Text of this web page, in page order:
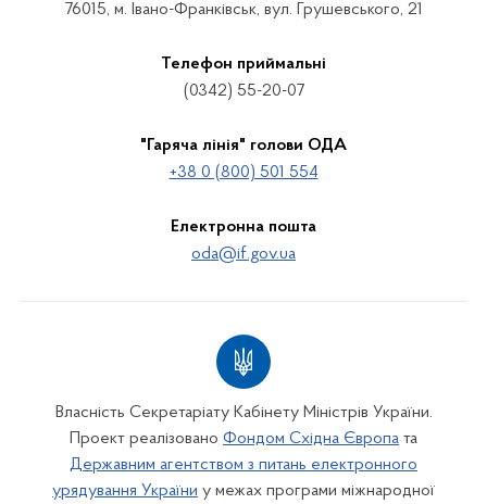
76015, м. Івано-Франківськ, вул. Грушевського, 21
Телефон приймальні
(0342) 55-20-07
"Гаряча лінія" голови ОДА
+38 0 (800) 501 554
Електронна пошта
oda@if.gov.ua
Власність Секретаріату Кабінету Міністрів України.
Проект реалізовано Фондом Східна Європа та
Державним агентством з питань електронного
урядування України у межах програми міжнародної